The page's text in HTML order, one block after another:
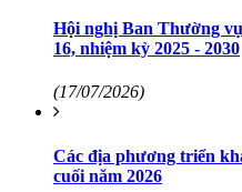
Hội nghị Ban Thường
16, nhiệm kỳ 2025 - 2030
(17/07/2026)
Các địa phương triển
cuối năm 2026